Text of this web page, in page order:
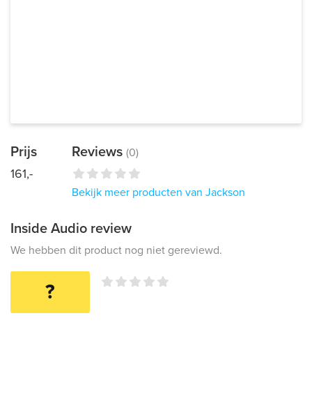
Prijs
161,-
Reviews (0)
Bekijk meer producten van Jackson
Inside Audio review
We hebben dit product nog niet gereviewd.
?